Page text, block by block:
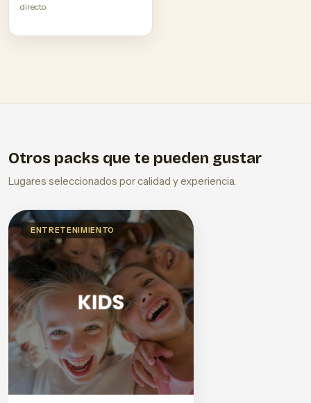
directo
Otros packs que te pueden gustar
Lugares seleccionados por calidad y experiencia.
ENTRETENIMIENTO